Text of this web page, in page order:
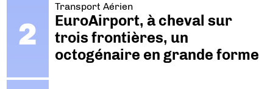
Transport Aérien
EuroAirport, à cheval sur
trois frontières, un
octogénaire en grande forme